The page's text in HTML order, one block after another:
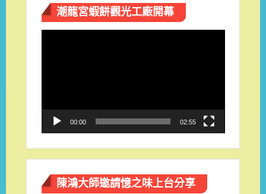
潮龍宮蝦餅觀光工廠開幕
00:00 02:55
陳鴻大師邀請憶之味上台分享